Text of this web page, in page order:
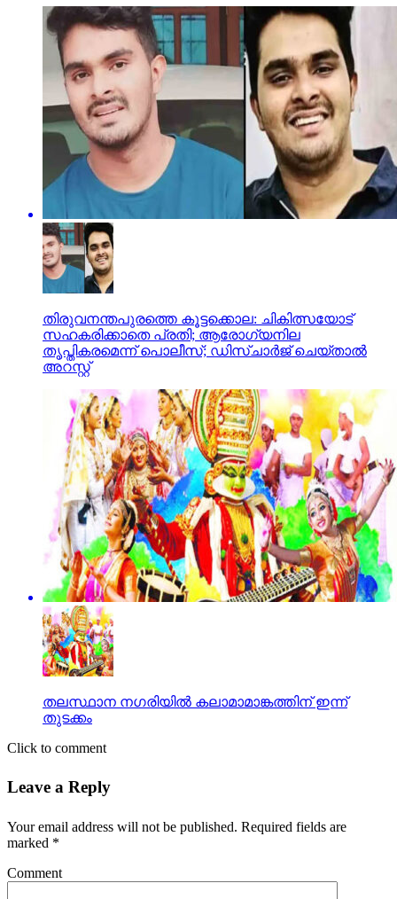
തിരുവനന്തപുരത്തെ കൂട്ടക്കൊല: ചികിത്സയോട്
സഹകരിക്കാതെ പ്രതി; ആരോഗ്യനില
തൃപ്തികരമെന്ന് പൊലീസ്; ഡിസ്ചാര്‍ജ് ചെയ്താല്‍
അറസ്റ്റ്
തലസ്ഥാന നഗരിയില്‍ കലാമാമാങ്കത്തിന് ഇന്ന്
തുടക്കം
Click to comment
Leave a Reply
Your email address will not be published. Required fields are
marked *
Comment